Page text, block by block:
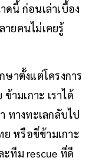
นี้ ก่อนเล่าเบื้อง
ายคนไม่เคยรู้
าตั้งแต่โครงการ
ามเกาะ เราได้
ทางทะเลกลับไป
ย หรือขี่ข้ามเกาะ
ะทีม rescue ที่ดี